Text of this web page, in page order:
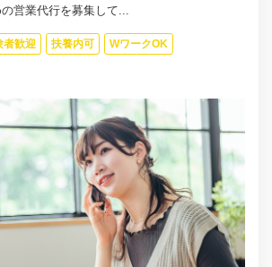
営業代行を募集して...
者歓迎 扶養内可 WワークOK